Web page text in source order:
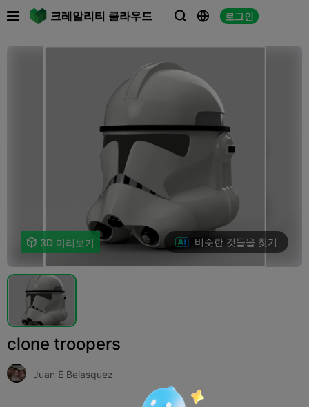
크레알리티 클라우드   로그인
 3D 미리보기 비슷한 것들을 찾기
clone troopers
Juan E Belasquez